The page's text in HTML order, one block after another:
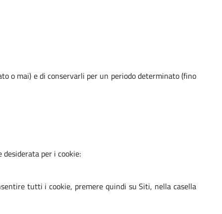
o mai) e di conservarli per un periodo determinato (fino
per i cookie:
tutti i cookie, premere quindi su Siti, nella casella